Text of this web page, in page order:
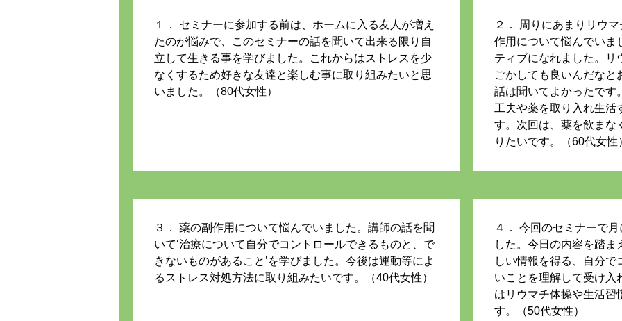
１． セミナーに参加する前は、ホームに入る友人が増え
たのが悩みで、このセミナーの話を聞いて出来る限り自
立して生きる事を学びました。これからはストレスを少
なくするため好きな友達と楽しむ事に取り組みたいと思
いました。（80代女性）
２． 周りにあまりリウ
作用について悩んでいま
ティブになれました。リ
ごかしても良いんだなと
話は聞いてよかったです
工夫や薬を取り入れ生活
す。次回は、薬を飲まな
りたいです。（60代女性
３． 薬の副作用について悩んでいました。講師の話を聞
いて‘治療について自分でコントロールできるものと、で
きないものがあること’を学びました。今後は運動等によ
るストレス対処方法に取り組みたいです。（40代女性）
４． 今回のセミナーで
した。今日の内容を踏
しい情報を得る、自分
いことを理解して受け入
はリウマチ体操や生活習
す。（50代女性）